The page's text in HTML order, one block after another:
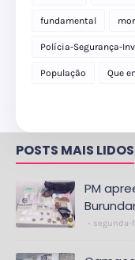
fundamental
Polícia-Segurança-
delegacia
População Que
POSTS MAIS LIDOS
PM
segunda-